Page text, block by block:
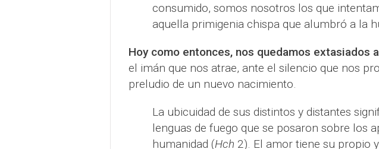
consumido, somos nosotros los que
aquella primigenia chispa que alumbró a la
Hoy como entonces, nos quedamos extasiados
el imán que nos atrae, ante el silencio que nos
preludio de un nuevo nacimiento.
La ubicuidad de sus distintos y distantes
lenguas de fuego que se posaron sobre los
humanidad (Hch 2). El amor tiene su propio